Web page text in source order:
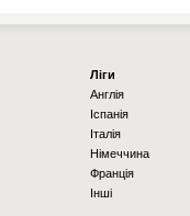
Ліги
Англія
Іспанія
Італія
Німеччина
Франція
Інші